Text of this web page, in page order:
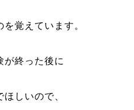
覚えています。
が終った後に
しいので、